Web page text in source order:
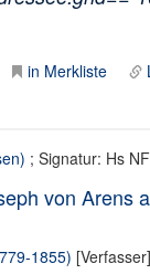
in Merkliste
; Signatur: Hs
von Arens
1855)